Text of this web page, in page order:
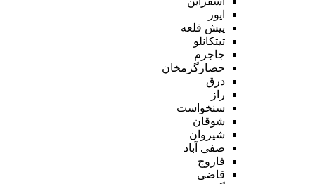
ایور
پیش قلعه
تیتکانلو
جاجرم
حصارگرمخان
درق
راز
سنخواست
شوقان
شیروان
صفی آباد
فاروج
قاضی